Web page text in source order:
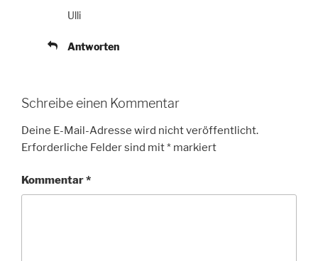
Ulli
Antworten
Schreibe einen Kommentar
Deine E-Mail-Adresse wird nicht veröffentlicht.
Erforderliche Felder sind mit* markiert
Kommentar*